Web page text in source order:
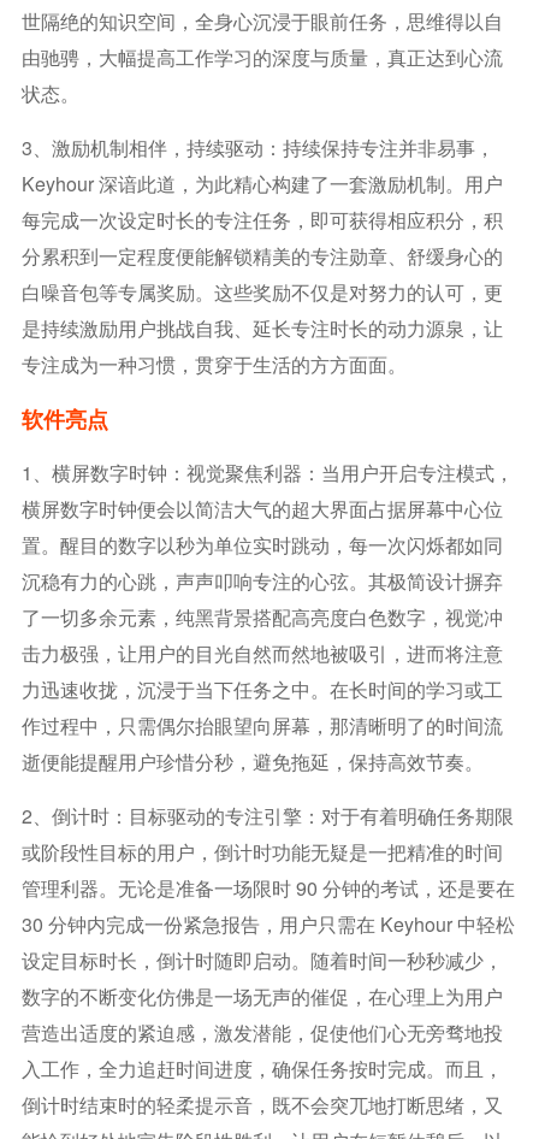
世隔绝的知识空间，全身心沉浸于眼前任务，思维得以自
由驰骋，大幅提高工作学习的深度与质量，真正达到心流
状态。
3、激励机制相伴，持续驱动：持续保持专注并非易事，
Keyhour 深谙此道，为此精心构建了一套激励机制。用户
每完成一次设定时长的专注任务，即可获得相应积分，积
分累积到一定程度便能解锁精美的专注勋章、舒缓身心的
白噪音包等专属奖励。这些奖励不仅是对努力的认可，更
是持续激励用户挑战自我、延长专注时长的动力源泉，让
专注成为一种习惯，贯穿于生活的方方面面。
软件亮点
1、横屏数字时钟：视觉聚焦利器：当用户开启专注模式，
横屏数字时钟便会以简洁大气的超大界面占据屏幕中心位
置。醒目的数字以秒为单位实时跳动，每一次闪烁都如同
沉稳有力的心跳，声声叩响专注的心弦。其极简设计摒弃
了一切多余元素，纯黑背景搭配高亮度白色数字，视觉冲
击力极强，让用户的目光自然而然地被吸引，进而将注意
力迅速收拢，沉浸于当下任务之中。在长时间的学习或工
作过程中，只需偶尔抬眼望向屏幕，那清晰明了的时间流
逝便能提醒用户珍惜分秒，避免拖延，保持高效节奏。
2、倒计时：目标驱动的专注引擎：对于有着明确任务期限
或阶段性目标的用户，倒计时功能无疑是一把精准的时间
管理利器。无论是准备一场限时 90 分钟的考试，还是要在
30 分钟内完成一份紧急报告，用户只需在 Keyhour 中轻松
设定目标时长，倒计时随即启动。随着时间一秒秒减少，
数字的不断变化仿佛是一场无声的催促，在心理上为用户
营造出适度的紧迫感，激发潜能，促使他们心无旁骛地投
入工作，全力追赶时间进度，确保任务按时完成。而且，
倒计时结束时的轻柔提示音，既不会突兀地打断思绪，又